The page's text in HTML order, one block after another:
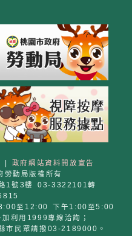
政府網站資料開放宣告
勞動局版權所有
1號3樓 03-3322101轉
8:00至12:00 下午1:00至5:00
利用1999專線洽詢；
市民眾請撥03-2189000。